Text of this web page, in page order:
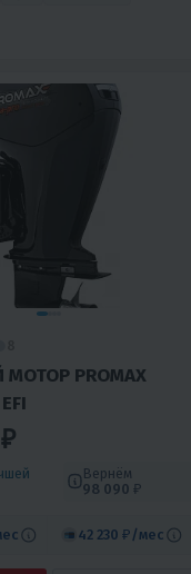
PROMAX
Вернём
98 090 ₽
42 230 ₽ /мес